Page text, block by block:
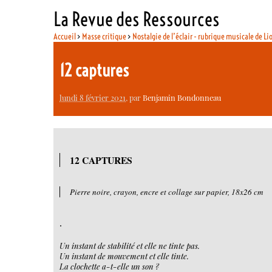
La Revue des Ressources
Accueil> Masse critique> Nostalgie de l’éclair - rubrique musicale de
12 captures
lundi 8 février 2021, parBenjamin Bondonneau
12 CAPTURES
Pierre noire, crayon, encre et collage sur papier, 18x26 cm
.
Un instant de stabilité et elle ne tinte pas.
Un instant de mouvement et elle tinte.
La clochette a-t-elle un son ?